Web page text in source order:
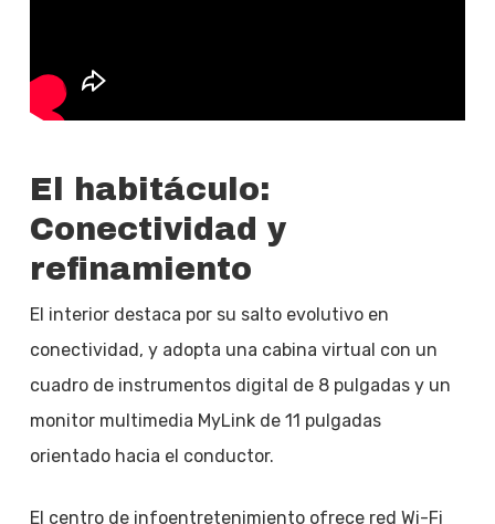
El habitáculo:
Conectividad y
refinamiento
El interior destaca por su salto evolutivo en
conectividad, y adopta una cabina virtual con un
cuadro de instrumentos digital de 8 pulgadas y un
monitor multimedia MyLink de 11 pulgadas
orientado hacia el conductor.
El centro de infoentretenimiento ofrece red Wi-Fi